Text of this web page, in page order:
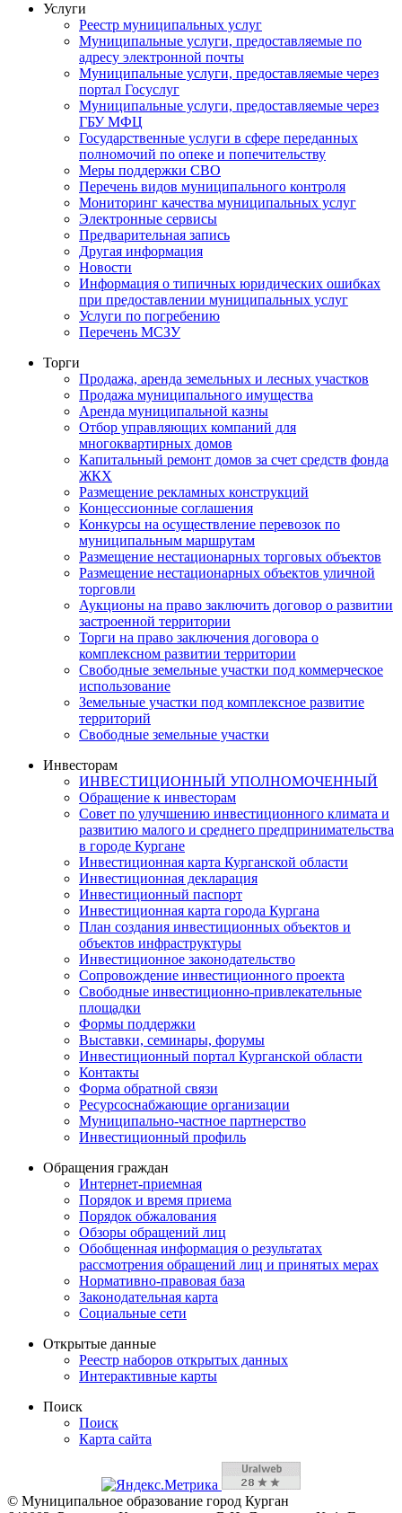
Услуги
Реестр муниципальных услуг
Муниципальные услуги, предоставляемые по
адресу электронной почты
Муниципальные услуги, предоставляемые через
портал Госуслуг
Муниципальные услуги, предоставляемые через
ГБУ МФЦ
Государственные услуги в сфере переданных
полномочий по опеке и попечительству
Меры поддержки СВО
Перечень видов муниципального контроля
Мониторинг качества муниципальных услуг
Электронные сервисы
Предварительная запись
Другая информация
Новости
Информация о типичных юридических ошибках
при предоставлении муниципальных услуг
Услуги по погребению
Перечень МСЗУ
Торги
Продажа, аренда земельных и лесных участков
Продажа муниципального имущества
Аренда муниципальной казны
Отбор управляющих компаний для
многоквартирных домов
Капитальный ремонт домов за счет средств фонда
ЖКХ
Размещение рекламных конструкций
Концессионные соглашения
Конкурсы на осуществление перевозок по
муниципальным маршрутам
Размещение нестационарных торговых объектов
Размещение нестационарных объектов уличной
торговли
Аукционы на право заключить договор о развитии
застроенной территории
Торги на право заключения договора о
комплексном развитии территории
Свободные земельные участки под коммерческое
использование
Земельные участки под комплексное развитие
территорий
Свободные земельные участки
Инвесторам
ИНВЕСТИЦИОННЫЙ УПОЛНОМОЧЕННЫЙ
Обращение к инвесторам
Совет по улучшению инвестиционного климата и
развитию малого и среднего предпринимательства
в городе Кургане
Инвестиционная карта Курганской области
Инвестиционная декларация
Инвестиционный паспорт
Инвестиционная карта города Кургана
План создания инвестиционных объектов и
объектов инфраструктуры
Инвестиционное законодательство
Сопровождение инвестиционного проекта
Свободные инвестиционно-привлекательные
площадки
Формы поддержки
Выставки, семинары, форумы
Инвестиционный портал Курганской области
Контакты
Форма обратной связи
Ресурсоснабжающие организации
Муниципально-частное партнерство
Инвестиционный профиль
Обращения граждан
Интернет-приемная
Порядок и время приема
Порядок обжалования
Обзоры обращений лиц
Обобщенная информация о результатах
рассмотрения обращений лиц и принятых мерах
Нормативно-правовая база
Законодательная карта
Социальные сети
Открытые данные
Реестр наборов открытых данных
Интерактивные карты
Поиск
Поиск
Карта сайта
© Муниципальное образование город Курган